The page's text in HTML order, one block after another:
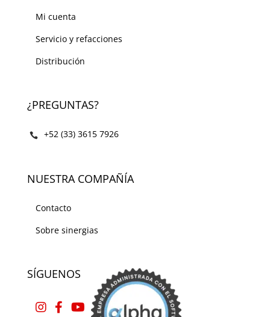
Mi cuenta
Servicio y refacciones
Distribución
¿PREGUNTAS?
+52 (33) 3615 7926
NUESTRA COMPAÑÍA
Contacto
Sobre sinergias
SÍGUENOS